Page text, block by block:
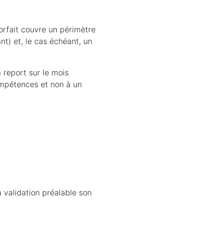
couvre un périmètre
et, le cas échéant, un
report sur le mois
et non à un
préalable son